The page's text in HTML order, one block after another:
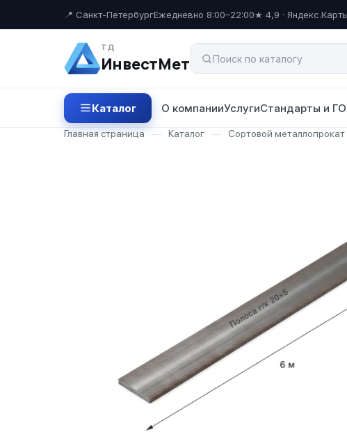
📍 Санкт-ПетербургЕжедневно 8:00–22:00★ 4,9 · Яндекс.Карты
ТД
ИнвестМет
Каталог О компанииУслугиСтандарты и
Главная страница — Каталог — Сортовой металлопрокат